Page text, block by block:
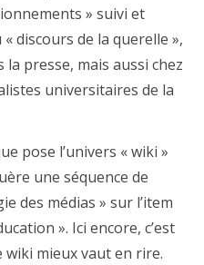
» suivi et
discours de la querelle »,
presse, mais aussi chez
universitaires de la
pose l’univers « wiki »
une séquence de
des médias » sur l’item
». Ici encore, c’est
wiki mieux vaut en rire.